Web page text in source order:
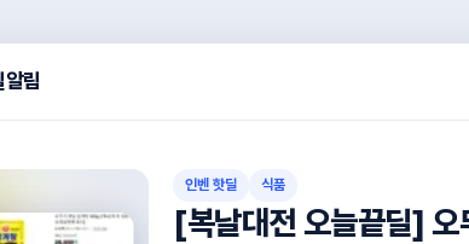
림
인벤 핫딜 식품
[복날대전 오늘끝딜] 오